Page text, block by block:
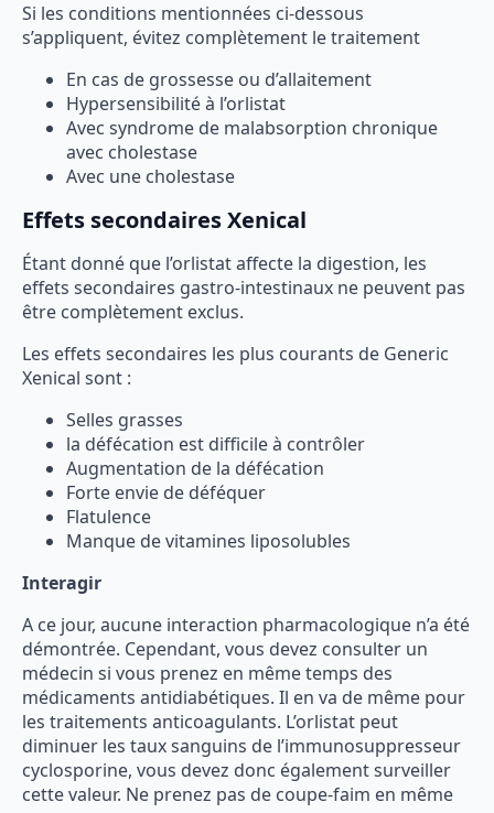
Si les conditions mentionnées ci-dessous
s’appliquent, évitez complètement le traitement
En cas de grossesse ou d’allaitement
Hypersensibilité à l’orlistat
Avec syndrome de malabsorption chronique
avec cholestase
Avec une cholestase
Effets secondaires Xenical
Étant donné que l’orlistat affecte la digestion, les
effets secondaires gastro-intestinaux ne peuvent pas
être complètement exclus.
Les effets secondaires les plus courants de Generic
Xenical sont :
Selles grasses
la défécation est difficile à contrôler
Augmentation de la défécation
Forte envie de déféquer
Flatulence
Manque de vitamines liposolubles
Interagir
A ce jour, aucune interaction pharmacologique n’a été
démontrée. Cependant, vous devez consulter un
médecin si vous prenez en même temps des
médicaments antidiabétiques. Il en va de même pour
les traitements anticoagulants. L’orlistat peut
diminuer les taux sanguins de l’immunosuppresseur
cyclosporine, vous devez donc également surveiller
cette valeur. Ne prenez pas de coupe-faim en même